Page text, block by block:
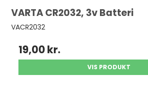
VARTA CR2032, 3v Batteri
VACR2032
19,00 kr.
VIS PRODUKT